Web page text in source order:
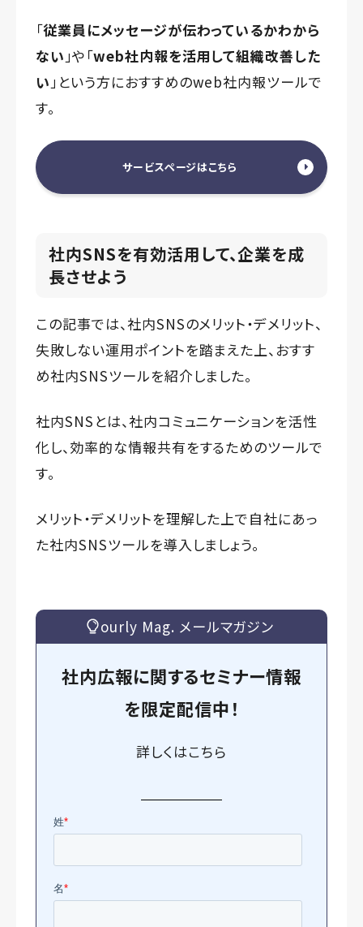
「従業員にメッセージが伝わっているかわから
ない 」や「web社内報を活用して組織改善した
い 」という方におすすめのweb社内報ツールで
す。
サービスページはこちら
社内SNSを有効活用して、企業を成
長させよう
この記事では、社内SNSのメリット・デメリット、
失敗しない運用ポイントを踏まえた上、おすす
め社内SNSツールを紹介しました。
社内SNSとは、社内コミュニケーションを活性
化し、効率的な情報共有をするためのツールで
す。
メリット・デメリットを理解した上で自社にあっ
た社内SNSツールを導入しましょう。
ourly Mag. メールマガジン
社内広報に関するセミナー情報
を限定配信中！
詳しくはこちら